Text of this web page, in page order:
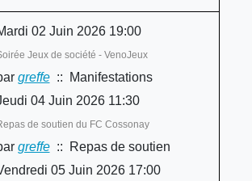
02 Juin 2026 19:00
Jeux de société - VenoJeux
greffe:: Manifestations
04 Juin 2026 11:30
de soutien du FC Cossonay
greffe:: Repas de soutien
05 Juin 2026 17:00